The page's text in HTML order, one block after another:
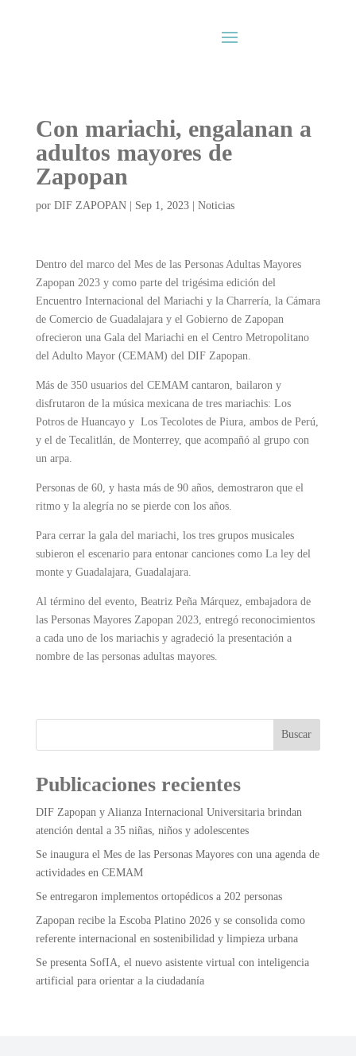
Con mariachi, engalanan a
adultos mayores de
Zapopan
por DIF ZAPOPAN| Sep 1, 2023| Noticias
Dentro del marco del Mes de las Personas Adultas Mayores
Zapopan 2023 y como parte del trigésima edición del
Encuentro Internacional del Mariachi y la Charrería, la Cámara
de Comercio de Guadalajara y el Gobierno de Zapopan
ofrecieron una Gala del Mariachi en el Centro Metropolitano
del Adulto Mayor (CEMAM) del DIF Zapopan.
Más de 350 usuarios del CEMAM cantaron, bailaron y
disfrutaron de la música mexicana de tres mariachis: Los
Potros de Huancayo y Los Tecolotes de Piura, ambos de Perú,
y el de Tecalitlán, de Monterrey, que acompañó al grupo con
un arpa.
Personas de 60, y hasta más de 90 años, demostraron que el
ritmo y la alegría no se pierde con los años.
Para cerrar la gala del mariachi, los tres grupos musicales
subieron el escenario para entonar canciones como La ley del
monte y Guadalajara, Guadalajara.
Al término del evento, Beatriz Peña Márquez, embajadora de
las Personas Mayores Zapopan 2023, entregó reconocimientos
a cada uno de los mariachis y agradeció la presentación a
nombre de las personas adultas mayores.
Buscar
Publicaciones recientes
DIF Zapopan y Alianza Internacional Universitaria brindan
atención dental a 35 niñas, niños y adolescentes
Se inaugura el Mes de las Personas Mayores con una agenda de
actividades en CEMAM
Se entregaron implementos ortopédicos a 202 personas
Zapopan recibe la Escoba Platino 2026 y se consolida como
referente internacional en sostenibilidad y limpieza urbana
Se presenta SofIA, el nuevo asistente virtual con inteligencia
artificial para orientar a la ciudadanía